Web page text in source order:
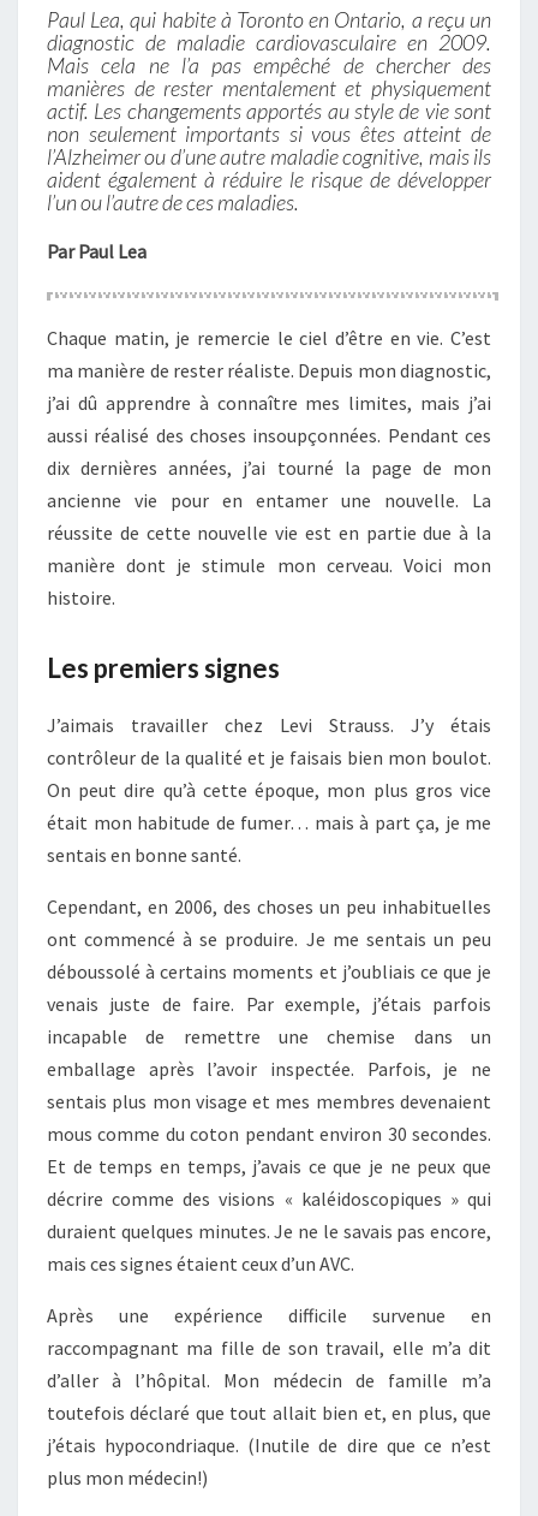
PAUL
À
STIMULER
SON
CERVEAU
Paul Lea, qui habite à Toronto en Ontario, a reçu un
diagnostic de maladie cardiovasculaire en 2009.
Mais cela ne l’a pas empêché de chercher des
manières de rester mentalement et physiquement
actif. Les changements apportés au style de vie sont
non seulement importants si vous êtes atteint de
l’Alzheimer ou d’une autre maladie cognitive, mais ils
aident également à réduire le risque de développer
l’un ou l’autre de ces maladies.
Par Paul Lea
Chaque matin, je remercie le ciel d’être en vie. C’est
ma manière de rester réaliste. Depuis mon diagnostic,
j’ai dû apprendre à connaître mes limites, mais j’ai
aussi réalisé des choses insoupçonnées. Pendant ces
dix dernières années, j’ai tourné la page de mon
ancienne vie pour en entamer une nouvelle. La
réussite de cette nouvelle vie est en partie due à la
manière dont je stimule mon cerveau. Voici mon
histoire.
Les premiers signes
J’aimais travailler chez Levi Strauss. J’y étais
contrôleur de la qualité et je faisais bien mon boulot.
On peut dire qu’à cette époque, mon plus gros vice
était mon habitude de fumer… mais à part ça, je me
sentais en bonne santé.
Cependant, en 2006, des choses un peu inhabituelles
ont commencé à se produire. Je me sentais un peu
déboussolé à certains moments et j’oubliais ce que je
venais juste de faire. Par exemple, j’étais parfois
incapable de remettre une chemise dans un
emballage après l’avoir inspectée. Parfois, je ne
sentais plus mon visage et mes membres devenaient
mous comme du coton pendant environ 30 secondes.
Et de temps en temps, j’avais ce que je ne peux que
décrire comme des visions « kaléidoscopiques » qui
duraient quelques minutes. Je ne le savais pas encore,
mais ces signes étaient ceux d’un AVC.
Après une expérience difficile survenue en
raccompagnant ma fille de son travail, elle m’a dit
d’aller à l’hôpital. Mon médecin de famille m’a
toutefois déclaré que tout allait bien et, en plus, que
j’étais hypocondriaque. (Inutile de dire que ce n’est
plus mon médecin!)